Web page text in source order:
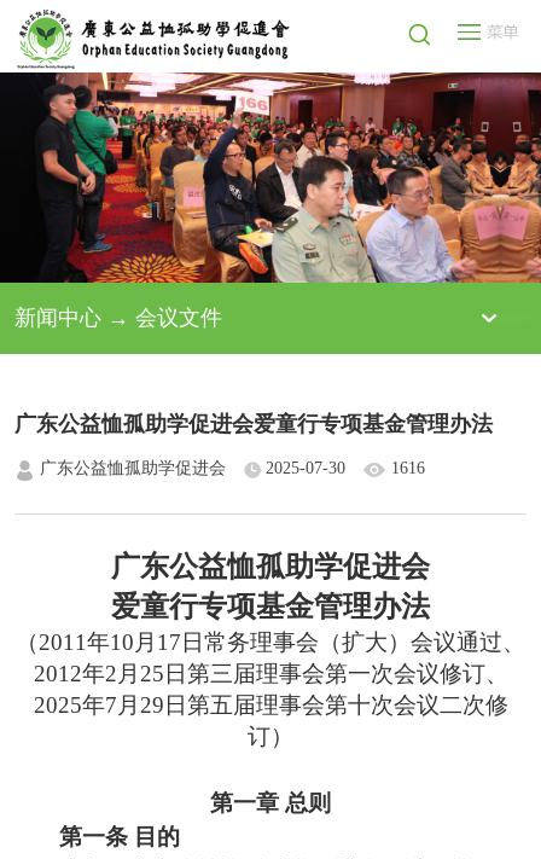
新闻中心 → 会议文件
广东公益恤孤助学促进会爱童行专项基金管理办法
广东公益恤孤助学促进会 2025-07-30 1616
广东公益恤孤助学促进会
爱童行专项基金管理办法
（2011年10月17日常务理事会（扩大）会议通过、
2012年2月25日第三届理事会第一次会议修订、
2025年7月29日第五届理事会第十次会议二次修
订）
第一章 总则
第一条 目的